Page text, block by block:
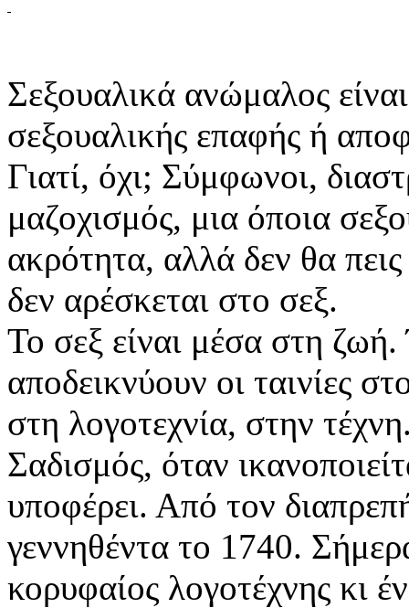
Σεξουαλικά ανώμαλος
σεξουαλικής επαφής ή
Γιατί, όχι; Σύμφωνοι,
μαζοχισμός, μια όποια
ακρότητα, αλλά δεν θα
δεν αρέσκεται στο σεξ.
Το σεξ είναι μέσα στη
αποδεικνύουν οι ταινίες
στη λογοτεχνία, στην
Σαδισμός, όταν
υποφέρει. Από τον
γεννηθέντα το 1740.
κορυφαίος λογοτέχνης κι